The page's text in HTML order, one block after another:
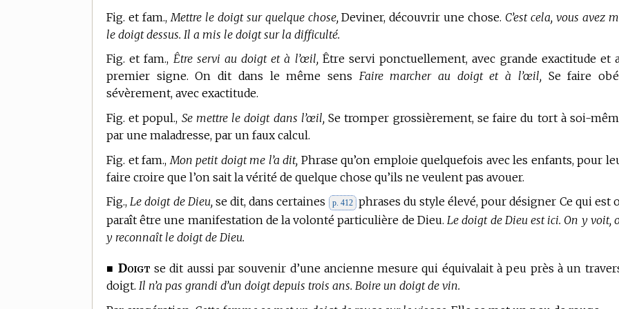
Fig. et fam., Mettre le doigt sur quelque chose, Deviner, découvrir une chose. C’est cela, vous avez
le doigt dessus. Il a mis le doigt sur la difficulté.
Fig. et fam., Être servi au doigt et à l’œil,Être servi ponctuellement, avec grande exactitude et
premier signe. On dit dans le même sens Faire marcher au doigt et à l’œil,Se faire
sévèrement, avec exactitude.
Fig. et popul., Se mettre le doigt dans l’œil,Se tromper grossièrement, se faire du tort à soi-
par une maladresse, par un faux calcul.
Fig. et fam., Mon petit doigt me l’a dit, Phrase qu’on emploie quelquefois avec les enfants, pour
faire croire que l’on sait la vérité de quelque chose qu’ils ne veulent pas avouer.
Fig.,Le doigt de Dieu,se dit, dans certaines p. 412
phrases du style élevé, pour désigner Ce qui est
paraît être une manifestation de la volonté particulière de Dieu.Le doigt de Dieu est ici. On y voit,
y reconnaît le doigt de Dieu.
■ Doigt se dit aussi par souvenir d’une ancienne mesure qui équivalait à peu près à un
doigt. Il n’a pas grandi d’un doigt depuis trois ans. Boire un doigt de vin.